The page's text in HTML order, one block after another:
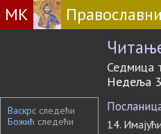
МК
Седмица
Недеља
Васкрс следећи
Божић следећи
14.